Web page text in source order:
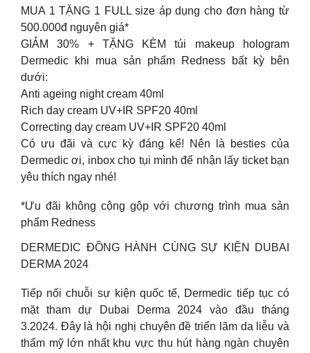
MUA 1 TẶNG 1 FULL size áp dụng cho đơn hàng từ
500.000đ nguyên giá*
GIẢM 30% + TẶNG KÈM túi makeup hologram
Dermedic khi mua sản phẩm Redness bất kỳ bên
dưới:
Anti ageing night cream 40ml
Rich day cream UV+IR SPF20 40ml
Correcting day cream UV+IR SPF20 40ml
Có ưu đãi và cực kỳ đáng kể! Nên là besties của
Dermedic ơi, inbox cho tụi mình để nhận lấy ticket bạn
yêu thích ngay nhé!
*Ưu đãi không cộng gộp với chương trình mua sản
phẩm Redness
DERMEDIC ĐỒNG HÀNH CÙNG SỰ KIỆN DUBAI
DERMA 2024
Tiếp nối chuỗi sự kiện quốc tế, Dermedic tiếp tục có
mặt tham dự Dubai Derma 2024 vào đầu tháng
3.2024. Đây là hội nghị chuyên đề triển lãm da liễu và
thẩm mỹ lớn nhất khu vực thu hút hàng ngàn chuyên